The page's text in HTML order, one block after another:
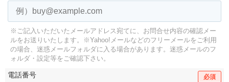
※ご記入いただいたメールアドレス宛てに、お問合せ内容の確認メー
ルをお送りいたします。
※Yahoo!メールなどのフリーメールをご利用
の場合、迷惑メールフォルダに入る場合があります。 迷惑メールのフ
ォルダ・設定等をご確認下さい。
電話番号 必須